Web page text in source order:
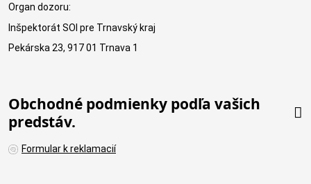
Organ dozoru:
Inšpektorát SOI pre Trnavský kraj
Pekárska 23, 917 01 Trnava 1
Obchodné podmienky podľa vašich
predstáv.
Formular k reklamacií